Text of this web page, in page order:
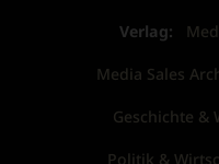
Verlag:
Media Sales
Geschichte &
Politik &